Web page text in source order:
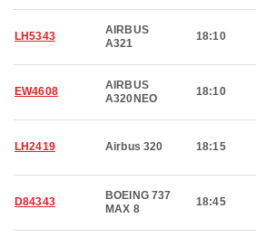
LH5343
AIRBUS
A321
18:10
EW4608
AIRBUS
A320NEO
18:10
LH2419 Airbus 320 18:15
D84343
BOEING 737
MAX 8
18:45